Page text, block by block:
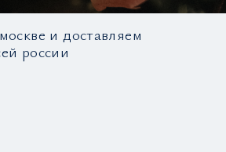
и доставляем
россии